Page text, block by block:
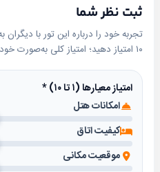
IPTV و وای فای
غذا و نوشیدنی:
رستوران ایرانی
خدمات پذیرش:
پذیرش ۲۴ ساعته
ثبت نظر شما
۱۰ امتیاز دهید؛ امتیاز کلی به‌صورت خودکار محاسبه می‌شود.
امتیاز معیارها (۱ تا ۱۰)
*
امکانات هتل
کیفیت اتاق
موقعیت مکانی